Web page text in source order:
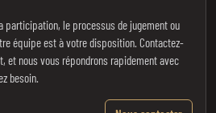
participation, le processus de jugement ou
équipe est à votre disposition. Contactez-
et nous vous répondrons rapidement avec
besoin.